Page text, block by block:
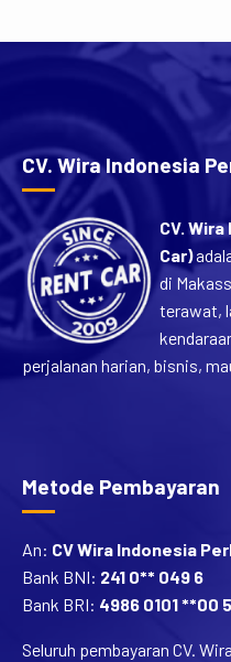
kenyamanan yang sulit
CV. Wira Indonesia
CV.
Car)
di
terawat,
perjalanan harian, bisnis,
Metode Pembayaran
An: CV Wira Indonesia
Bank BNI: 241 0** 049 6
Bank BRI: 4986 0101 **00
Seluruh pembayaran CV.